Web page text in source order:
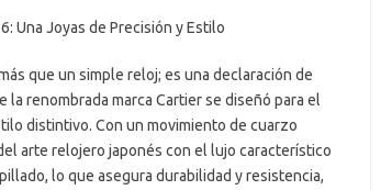
Una Joyas de Precisión y Estilo
que un simple reloj; es una declaración de
renombrada marca Cartier se diseñó para el
distintivo. Con un movimiento de cuarzo
arte relojero japonés con el lujo característico
lo que asegura durabilidad y resistencia,